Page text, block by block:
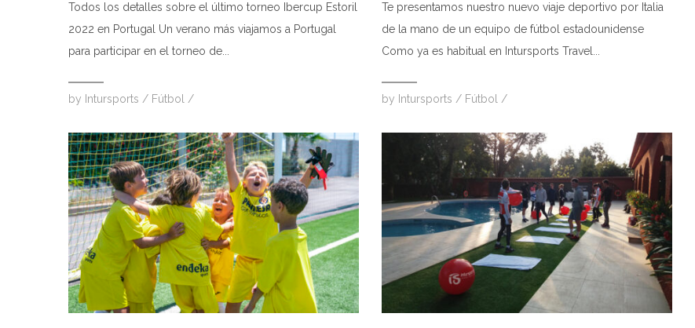
Todos los detalles sobre el último torneo Ibercup Estoril
2022 en Portugal Un verano más viajamos a Portugal
para participar en el torneo de...
by Intursports / Fútbol /
Te presentamos nuestro nuevo viaje deportivo por Italia
de la mano de un equipo de fútbol estadounidense
Como ya es habitual en Intursports Travel...
by Intursports / Fútbol /